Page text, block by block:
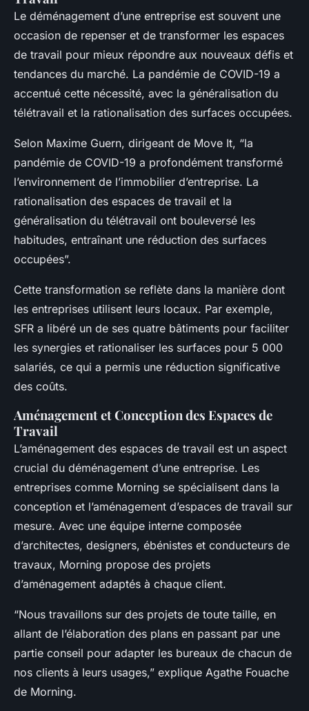
Le déménagement d’une entreprise est souvent une
occasion de repenser et de transformer les espaces
de travail pour mieux répondre aux nouveaux défis et
tendances du marché. La pandémie de COVID-19 a
accentué cette nécessité, avec la généralisation du
télétravail et la rationalisation des surfaces occupées.
Selon Maxime Guern, dirigeant de Move It, “la
pandémie de COVID-19 a profondément transformé
l’environnement de l’immobilier d’entreprise. La
rationalisation des espaces de travail et la
généralisation du télétravail ont bouleversé les
habitudes, entraînant une réduction des surfaces
occupées”.
Cette transformation se reflète dans la manière dont
les entreprises utilisent leurs locaux. Par exemple,
SFR a libéré un de ses quatre bâtiments pour faciliter
les synergies et rationaliser les surfaces pour 5 000
salariés, ce qui a permis une réduction significative
des coûts.
Aménagement et Conception des Espaces de
Travail
L’aménagement des espaces de travail est un aspect
crucial du déménagement d’une entreprise. Les
entreprises comme Morning se spécialisent dans la
conception et l’aménagement d’espaces de travail sur
mesure. Avec une équipe interne composée
d’architectes, designers, ébénistes et conducteurs de
travaux, Morning propose des projets
d’aménagement adaptés à chaque client.
“Nous travaillons sur des projets de toute taille, en
allant de l’élaboration des plans en passant par une
partie conseil pour adapter les bureaux de chacun de
nos clients à leurs usages,” explique Agathe Fouache
de Morning.